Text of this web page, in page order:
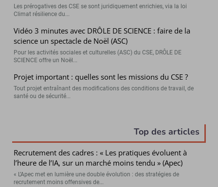
Les prérogatives des CSE se sont juridiquement enrichies, via la loi
Climat résilience du...
Vidéo 3 minutes avec DRÔLE DE SCIENCE : faire de la
science un spectacle de Noël (ASC)
Pour les activités sociales et culturelles (ASC) du CSE, DRÔLE DE
SCIENCE offre un Noël...
Projet important : quelles sont les missions du CSE ?
Tout projet entraînant des modifications des conditions de travail, de
santé ou de sécurité...
Top des articles
Recrutement des cadres : « Les pratiques évoluent à
l’heure de l’IA, sur un marché moins tendu » (Apec)
« L’Apec met en lumière une double évolution : des stratégies de
recrutement moins offensives de...